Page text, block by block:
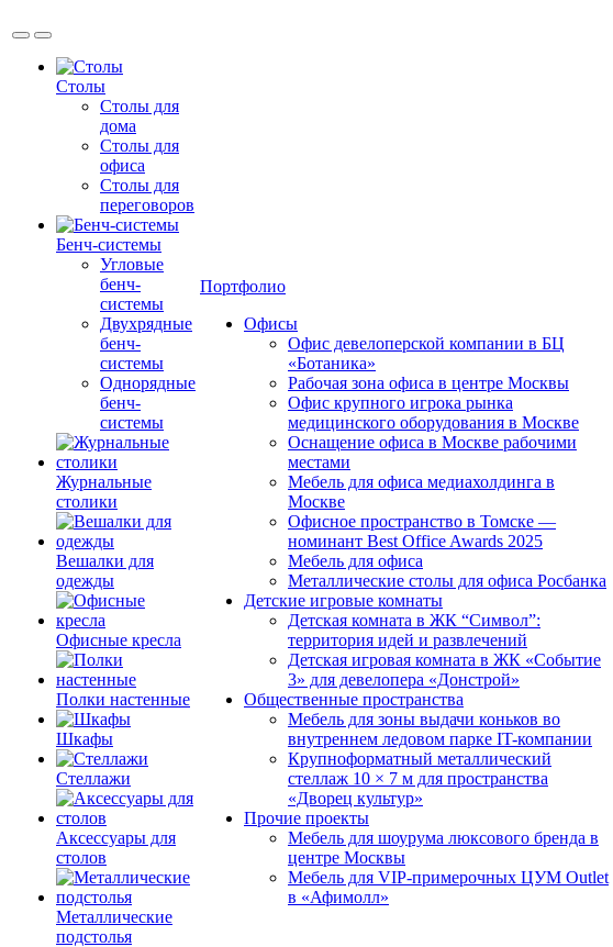
Столы
Столы для
дома
Столы для
офиса
Столы для
переговоров
Бенч-системы
Угловые
бенч-
системы
Двухрядные
бенч-
системы
Однорядные
бенч-
системы
Журнальные
столики
Вешалки для
одежды
Офисные кресла
Полки настенные
Шкафы
Стеллажи
Аксессуары для
столов
Металлические
подстолья
Портфолио
Офисы
Офис девелоперской компании в БЦ
«Ботаника»
Рабочая зона офиса в центре Москвы
Офис крупного игрока рынка
медицинского оборудования в Москве
Оснащение офиса в Москве рабочими
местами
Мебель для офиса медиахолдинга в
Москве
Офисное пространство в Томске —
номинант Best Office Awards 2025
Мебель для офиса
Металлические столы для офиса Росбанка
Детские игровые комнаты
Детская комната в ЖК “Символ”:
территория идей и развлечений
Детская игровая комната в ЖК «Событие
3» для девелопера «Донстрой»
Общественные пространства
Мебель для зоны выдачи коньков во
внутреннем ледовом парке IT-компании
Крупноформатный металлический
стеллаж 10 × 7 м для пространства
«Дворец культур»
Прочие проекты
Мебель для шоурума люксового бренда в
центре Москвы
Мебель для VIP-примерочных ЦУМ Outlet
в «Афимолл»